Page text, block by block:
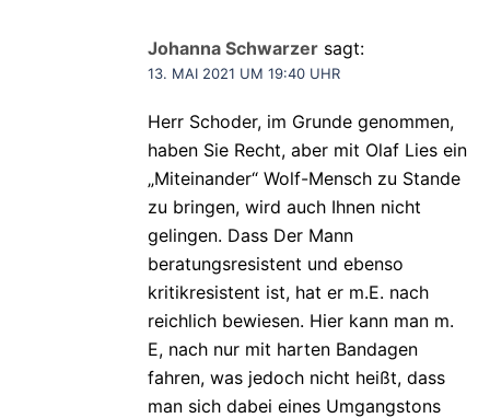
Johanna Schwarzer sagt:
13. MAI 2021 UM 19:40 UHR
Herr Schoder, im Grunde genommen,
haben Sie Recht, aber mit Olaf Lies ein
„Miteinander“ Wolf-Mensch zu Stande
zu bringen, wird auch Ihnen nicht
gelingen. Dass Der Mann
beratungsresistent und ebenso
kritikresistent ist, hat er m.E. nach
reichlich bewiesen. Hier kann man m.
E, nach nur mit harten Bandagen
fahren, was jedoch nicht heißt, dass
man sich dabei eines Umgangstons